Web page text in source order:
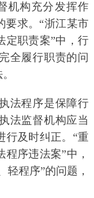
机构充分发挥作
要求。“浙江某市
定职责案”中，行
全履行职责的问
法程序是保障行
法监督机构应当
行及时纠正。“重
序违法案”中，
轻程序”的问题，